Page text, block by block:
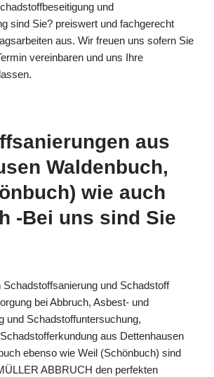
und
sind Sie? preiswert und fachgerecht
aus. Wir freuen uns sofern Sie
vereinbaren und uns Ihre
aus
Waldenbuch,
wie auch
-Bei uns sind Sie
und Schadstoff
bei Abbruch, Asbest- und
und Schadstoffuntersuchung,
aus Dettenhausen
ebenso wie Weil (Schönbuch) sind
ABBRUCH den perfekten